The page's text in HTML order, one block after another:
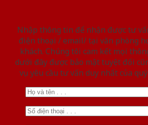
Nhập thông tin để nhận được tư
điện thoại / email/ tại văn phòng
khách. Chúng tôi cam kết mọi
dưới đây được bảo mật tuyệt đối
vụ yêu cầu tư vấn duy nhất của